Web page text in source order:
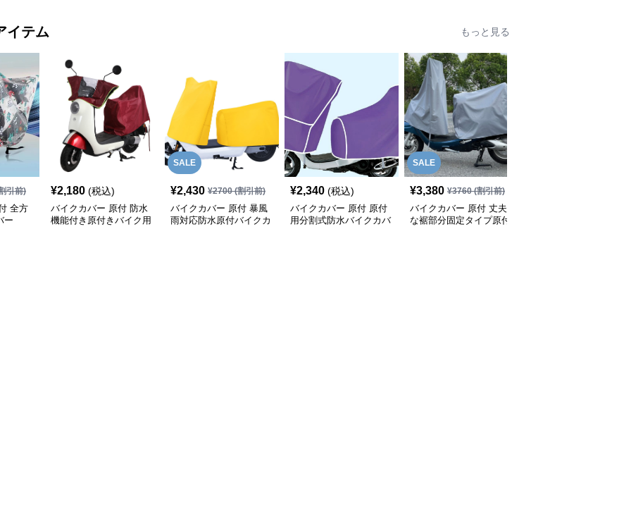
イテム もっと見る
引前)
全方
ー
¥2,180 (税込)
バイクカバー 原付 防水
機能付き原付きバイク用
SALE
¥2,430 ¥2700(割引前)
バイクカバー 原付 暴風
雨対応防水原付バイクカ
¥2,340 (税込)
バイクカバー 原付 原付
用分割式防水バイクカバ
SALE
¥3,380 ¥3760(割引前)
バイクカバー 原付 丈夫
な裾部分固定タイプ原付